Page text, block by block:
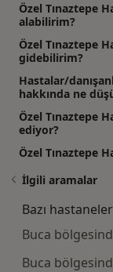
Özel Tınaztepe
alabilirim?
Özel Tınaztepe
gidebilirim?
Hastalar/
hakkında ne
Özel Tınaztepe
ediyor?
Özel Tınaztepe
İlgili aramalar
Bazı hastaneler
Buca
Buca